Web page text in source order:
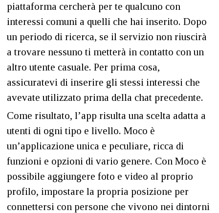
piattaforma cercherà per te qualcuno con
interessi comuni a quelli che hai inserito. Dopo
un periodo di ricerca, se il servizio non riuscirà
a trovare nessuno ti metterà in contatto con un
altro utente casuale. Per prima cosa,
assicuratevi di inserire gli stessi interessi che
avevate utilizzato prima della chat precedente.
Come risultato, l’app risulta una scelta adatta a
utenti di ogni tipo e livello. Moco è
un’applicazione unica e peculiare, ricca di
funzioni e opzioni di vario genere. Con Moco è
possibile aggiungere foto e video al proprio
profilo, impostare la propria posizione per
connettersi con persone che vivono nei dintorni